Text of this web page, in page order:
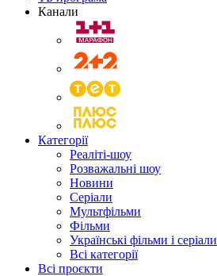
Канали
Категорії
Реаліті-шоу
Розважальні шоу
Новини
Серіали
Мультфільми
Фільми
Українські фільми і серіали
Всі категорії
Всі проєкти